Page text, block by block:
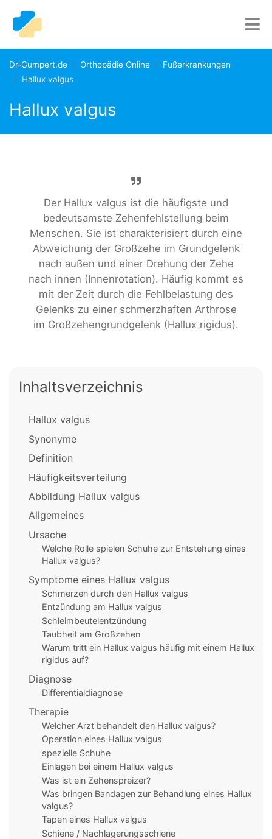
Dr-Gumpert.de Orthopädie Online
Fußerkrankungen
Hallux valgus
Hallux valgus
Der Hallux valgus ist die häufigste und
bedeutsamste Zehenfehlstellung beim
Menschen. Sie ist charakterisiert durch eine
Abweichung der Großzehe im Grundgelenk
nach außen und einer Drehung der Zehe
nach innen (Innenrotation). Häufig kommt es
mit der Zeit durch die Fehlbelastung des
Gelenks zu einer schmerzhaften Arthrose
im Großzehengrundgelenk (Hallux rigidus).
Inhaltsverzeichnis
Hallux valgus
Synonyme
Definition
Häufigkeitsverteilung
Abbildung Hallux valgus
Allgemeines
Ursache
Welche Rolle spielen Schuhe zur Entstehung eines
Hallux valgus?
Symptome eines Hallux valgus
Schmerzen durch den Hallux valgus
Entzündung am Hallux valgus
Schleimbeutelentzündung
Taubheit am Großzehen
Warum tritt ein Hallux valgus häufig mit einem Hallux
rigidus auf?
Diagnose
Differentialdiagnose
Therapie
Welcher Arzt behandelt den Hallux valgus?
Operation eines Hallux valgus
spezielle Schuhe
Einlagen bei einem Hallux valgus
Was ist ein Zehenspreizer?
Was bringen Bandagen zur Behandlung eines Hallux
valgus?
Tapen eines Hallux valgus
Schiene / Nachlagerungsschiene